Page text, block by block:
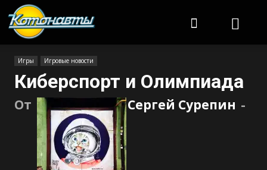
Игры Игровые новости
Киберспорт и Олимпиада
От Сергей Сурепин -